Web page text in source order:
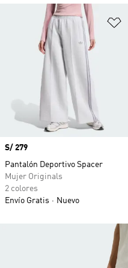
Precio
S/ 279
Pantalón Deportivo Spacer
Mujer Originals
2 colores
Envío Gratis
Nuevo